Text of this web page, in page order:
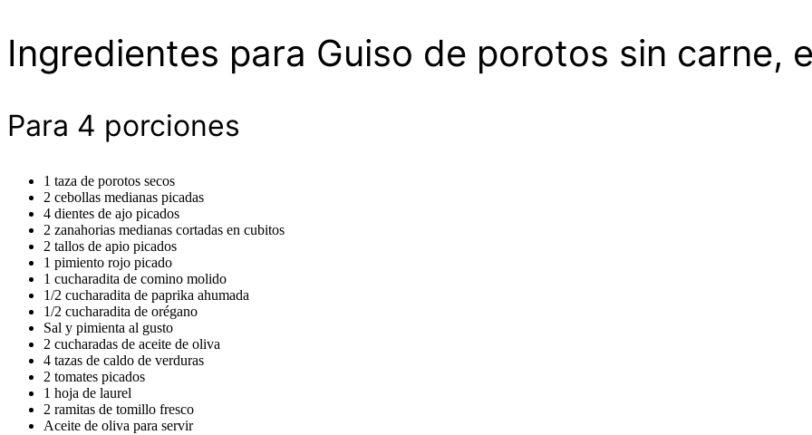
Ingredientes para Guiso de porotos sin carne,
Para 4 porciones
1 taza de porotos secos
2 cebollas medianas picadas
4 dientes de ajo picados
2 zanahorias medianas cortadas en cubitos
2 tallos de apio picados
1 pimiento rojo picado
1 cucharadita de comino molido
1/2 cucharadita de paprika ahumada
1/2 cucharadita de orégano
Sal y pimienta al gusto
2 cucharadas de aceite de oliva
4 tazas de caldo de verduras
2 tomates picados
1 hoja de laurel
2 ramitas de tomillo fresco
Aceite de oliva para servir